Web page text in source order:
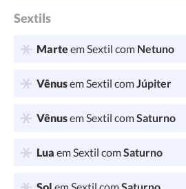
Sextils
Marteem Sextil com Netuno
Vênusem Sextil comJúpiter
Vênusem Sextil comSaturno
Lua em Sextil comSaturno